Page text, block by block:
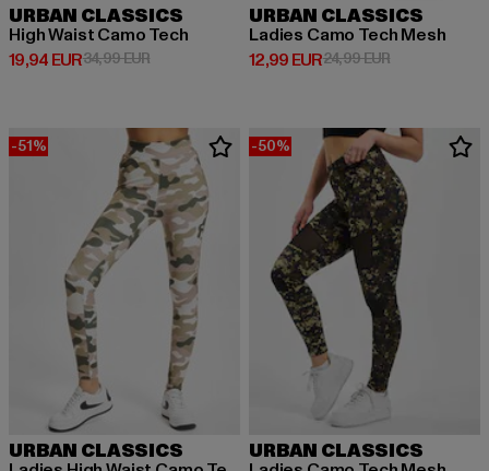
URBAN CLASSICS
High Waist Camo Tech
19,94 EUR
Derzeitiger Preis: 19,94 EUR
34,99 EURAktionspreis: 34,99 EUR
URBAN CLASSICS
Ladies Camo Tech Mesh
12,99 EUR
Derzeitiger Preis: 12,99 EUR
24,99 EURAktionspreis:
-51%
URBAN CLASSICS
-50%
URBAN CLASSICS